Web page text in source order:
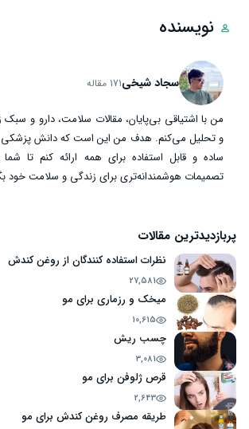
نویسنده
سجاد شیخی171 مقاله
من با اشتیاقی بی‌پایان، مقالات سلامت، دارو و سبک
و تحلیل می‌کنم. هدف من این است که دانش پزشکی
ساده و قابل استفاده برای همه ارائه کنم تا
تصمیمات هوشمندانه‌تری برای زندگی و سلامت خود
پربازدیدترین مقالات
نظرات استفاده کنندگان از روغن کندش
27,581
میخک و رزماری برای مو
10,615
چسب ریش
3,081
قرص ژلوفن برای مو
2,643
طریقه مصرف روغن کندش برای مو